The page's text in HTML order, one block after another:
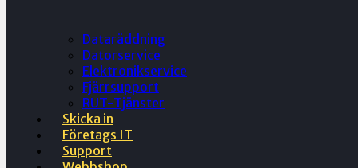
Dataräddning
Datorservice
Elektronikservice
Fjärrsupport
RUT-Tjänster
Skicka in
Företags IT
Support